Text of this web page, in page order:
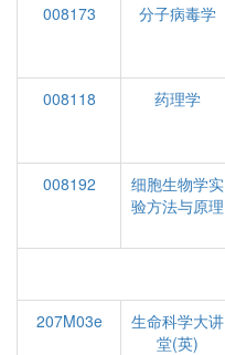
008173
分子病毒学
008118
药理学
008192
细胞生物学实
验方法与原理
207M03e
生命科学大讲
堂(英)